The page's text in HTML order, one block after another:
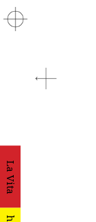
La Vita